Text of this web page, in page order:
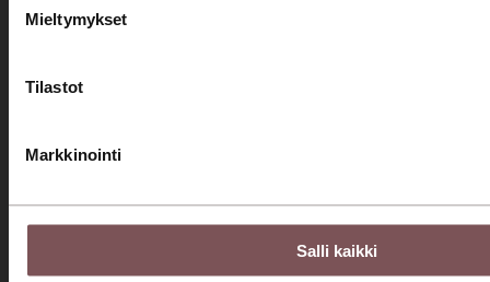
Mieltymykset
Tilastot
Markkinointi
Salli kaikki
Huolto- ja korjauspalvelut